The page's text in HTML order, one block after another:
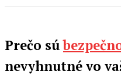
Prečo sú
nevyhnutné vo